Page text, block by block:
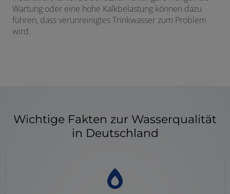
Wartung oder eine hohe Kalkbelastung können dazu
führen, dass verunreinigtes Trinkwasser zum Problem
wird.
Wichtige Fakten zur Wasserqualität
in Deutschland